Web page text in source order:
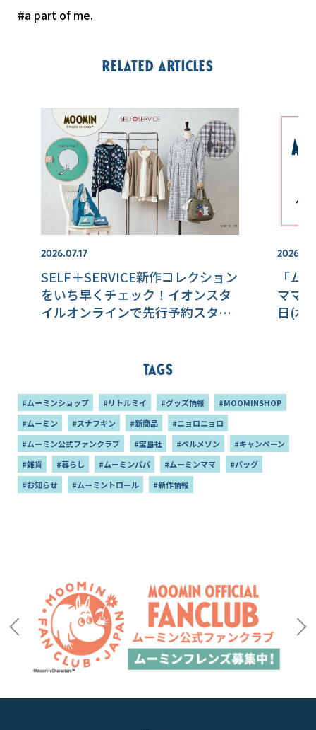
#a part of me.
Related articles
2026.07.17
SELF＋SERVICE新作コレクション
をいち早くチェック！イオンスタ
イルオンラインで先行予約スター
「ム
ママ
日(水
Tags
#ムーミンショップ #リトルミイ #グッズ情報
#MOOMINSHOP
#ムーミン
#スナフキン #新商品
#ニョロニョロ
#ムーミン公式ファンクラブ
#宝島社 #ベルメゾン
#キャンペーン
#雑貨
#暮らし #ムーミンパパ #ムーミンママ
#バッグ
#お知らせ
#ムーミントロール #新作情報